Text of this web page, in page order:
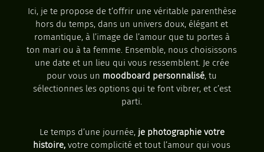
Ici, je te propose de t’offrir une véritable parenthèse
hors du temps, dans un univers doux, élégant et
romantique, à l’image de l’amour que tu portes à
ton mari ou à ta femme. Ensemble, nous choisissons
une date et un lieu qui vous ressemblent. Je crée
pour vous un moodboard personnalisé, tu
sélectionnes les options qui te font vibrer, et c’est
parti.
Le temps d’une journée, je photographie votre
histoire, votre complicité et tout l’amour qui vous